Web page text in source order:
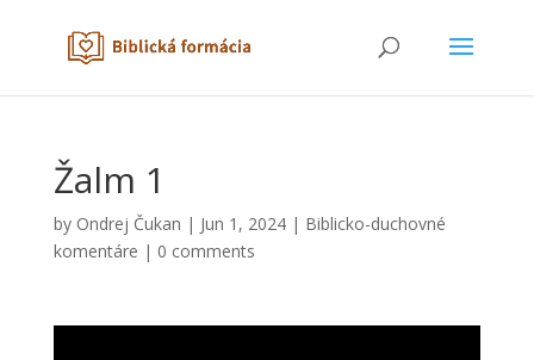
Žalm 1
by Ondrej Čukan | Jun 1, 2024| Biblicko-duchovné
komentáre | 0 comments